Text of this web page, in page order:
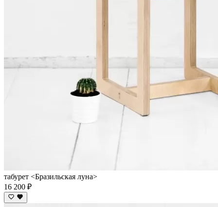
табурет <Бразильская луна>
16 200 ₽